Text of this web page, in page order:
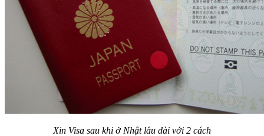
Xin Visa sau khi ở Nhật lâu dài với 2 cách